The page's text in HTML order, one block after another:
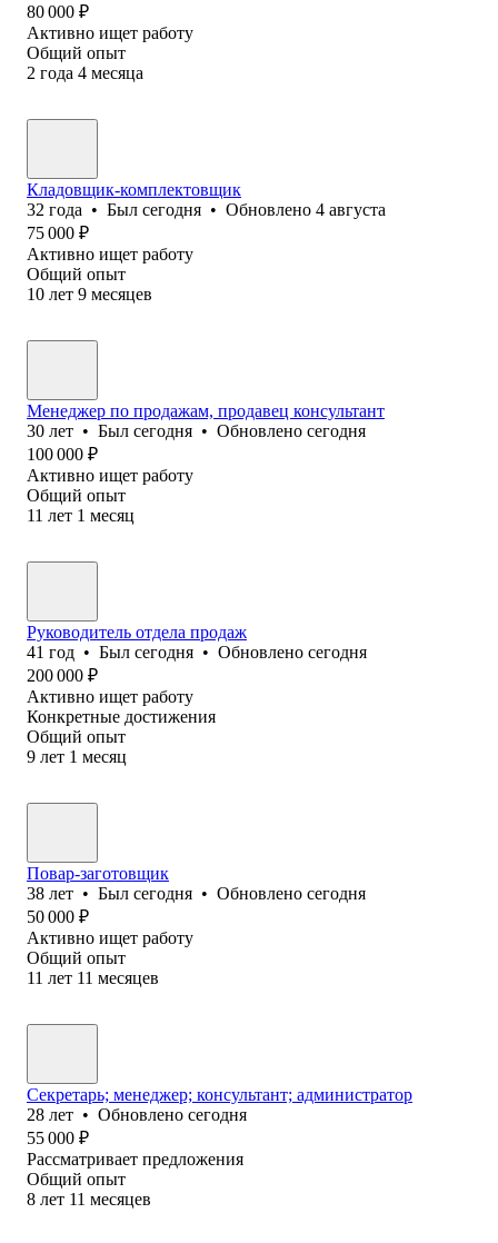
80 000 ₽
Активно ищет работу
Общий опыт
2 года 4 месяца
Кладовщик-комплектовщик
32 года • Был сегодня • Обновлено 4 августа
75 000 ₽
Активно ищет работу
Общий опыт
10 лет 9 месяцев
Менеджер по продажам, продавец консультант
30 лет • Был сегодня • Обновлено сегодня
100 000 ₽
Активно ищет работу
Общий опыт
11 лет 1 месяц
Руководитель отдела продаж
41 год • Был сегодня • Обновлено сегодня
200 000 ₽
Активно ищет работу
Конкретные достижения
Общий опыт
9 лет 1 месяц
Повар-заготовщик
38 лет • Был сегодня • Обновлено сегодня
50 000 ₽
Активно ищет работу
Общий опыт
11 лет 11 месяцев
Секретарь; менеджер; консультант; администратор
28 лет • Обновлено сегодня
55 000 ₽
Рассматривает предложения
Общий опыт
8 лет 11 месяцев